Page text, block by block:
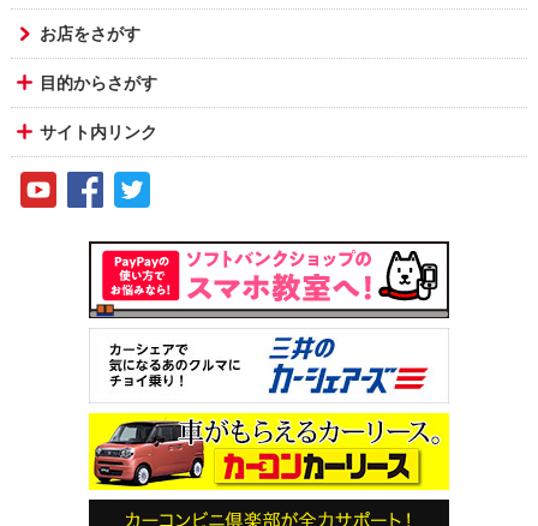
お店をさがす
目的からさがす
サイト内リンク